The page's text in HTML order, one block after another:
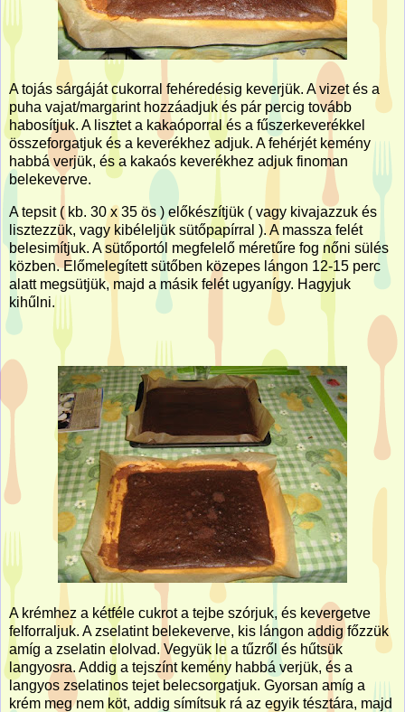
A tojás sárgáját cukorral fehéredésig keverjük. A vizet és a
puha vajat/margarint hozzáadjuk és pár percig tovább
habosítjuk. A lisztet a kakaóporral és a fűszerkeverékkel
összeforgatjuk és a keverékhez adjuk. A fehérjét kemény
habbá verjük, és a kakaós keverékhez adjuk finoman
belekeverve.
A tepsit ( kb. 30 x 35 ös ) előkészítjük ( vagy kivajazzuk és
lisztezzük, vagy kibéleljük sütőpapírral ). A massza felét
belesimítjuk. A sütőportól megfelelő méretűre fog nőni sülés
közben. Előmelegített sütőben közepes lángon 12-15 perc
alatt megsütjük, majd a másik felét ugyanígy. Hagyjuk
kihűlni.
A krémhez a kétféle cukrot a tejbe szórjuk, és kevergetve
felforraljuk. A zselatint belekeverve, kis lángon addig főzzük
amíg a zselatin elolvad. Vegyük le a tűzről és hűtsük
langyosra. Addig a tejszínt kemény habbá verjük, és a
langyos zselatinos tejet belecsorgatjuk. Gyorsan amíg a
krém meg nem köt, addig símítsuk rá az egyik tésztára, majd